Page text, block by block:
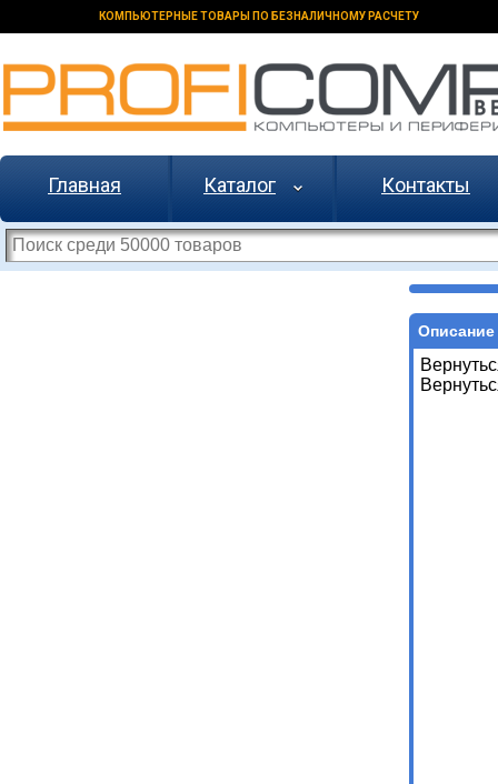
КОМПЬЮТЕРНЫЕ ТОВАРЫ ПО БЕЗНАЛИЧНОМУ РАСЧЕТУ
Главная Каталог Контакты
Описание